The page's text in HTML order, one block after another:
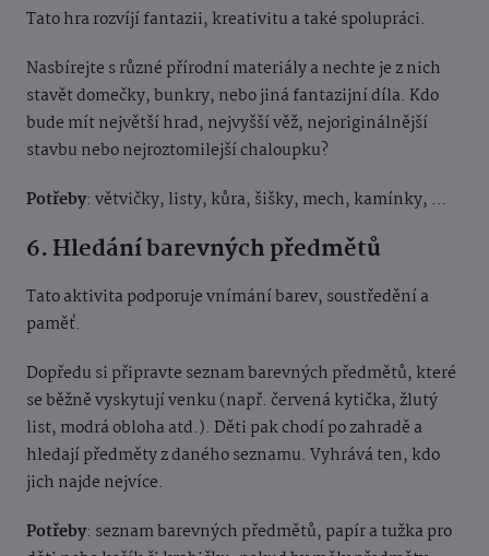
Tato hra rozvíjí fantazii, kreativitu a také spolupráci.
Nasbírejte s různé přírodní materiály a nechte je z nich
stavět domečky, bunkry, nebo jiná fantazijní díla. Kdo
bude mít největší hrad, nejvyšší věž, nejoriginálnější
stavbu nebo nejroztomilejší chaloupku?
Potřeby: větvičky, listy, kůra, šišky, mech, kamínky, …
6. Hledání barevných předmětů
Tato aktivita podporuje vnímání barev, soustředění a
paměť.
Dopředu si připravte seznam barevných předmětů, které
se běžně vyskytují venku (např. červená kytička, žlutý
list, modrá obloha atd.). Děti pak chodí po zahradě a
hledají předměty z daného seznamu. Vyhrává ten, kdo
jich najde nejvíce.
Potřeby: seznam barevných předmětů, papír a tužka pro